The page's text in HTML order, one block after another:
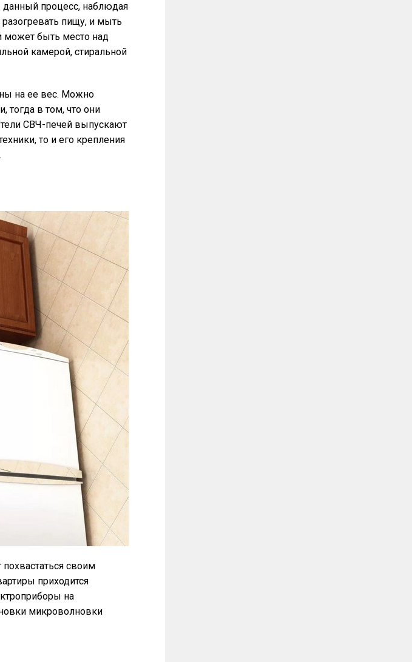
данный процесс, наблюдая
пищу, и мыть
может быть место над
камерой, стиральной
на ее вес. Можно
тогда в том, что они
СВЧ-печей выпускают
то и его крепления
своим
приходится
на
микроволновки